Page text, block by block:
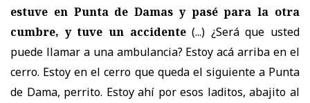
estuve en Punta de Damas y pasé para la otra
cumbre, y tuve un accidente(...) ¿Será que usted
puede llamar a una ambulancia? Estoy acá arriba en el
cerro. Estoy en el cerro que queda el siguiente a Punta
de Dama, perrito. Estoy ahí por esos laditos, abajito al